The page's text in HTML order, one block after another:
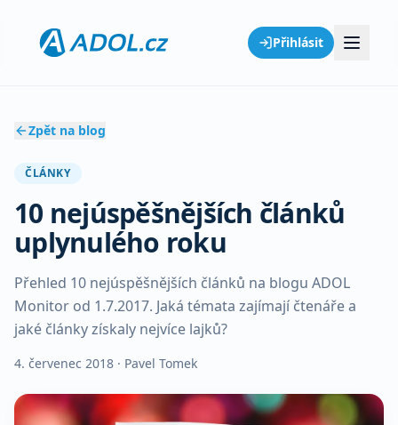
Přihlásit
Zpět na blog
ČLÁNKY
10 nejúspěšnějších článků
uplynulého roku
Přehled 10 nejúspěšnějších článků na blogu ADOL
Monitor od 1.7.2017. Jaká témata zajímají čtenáře a
jaké články získaly nejvíce lajků?
4. červenec 2018 · Pavel Tomek